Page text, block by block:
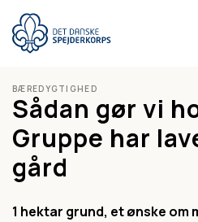
hovedindhold
BÆREDYGTIGHED
Sådan gør vi
Gruppe har
gård
1 hektar grund, et ønske